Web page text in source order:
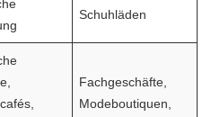
Schuhläden
Fachgeschäfte,
Modeboutiquen,